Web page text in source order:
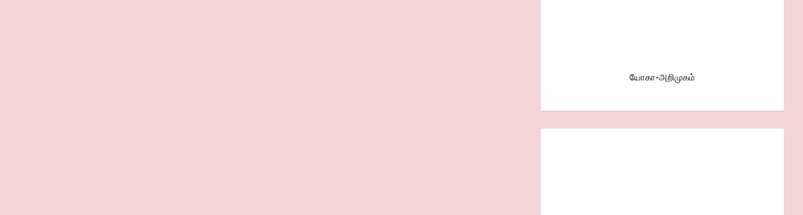
யோகா-அறிமுகம்